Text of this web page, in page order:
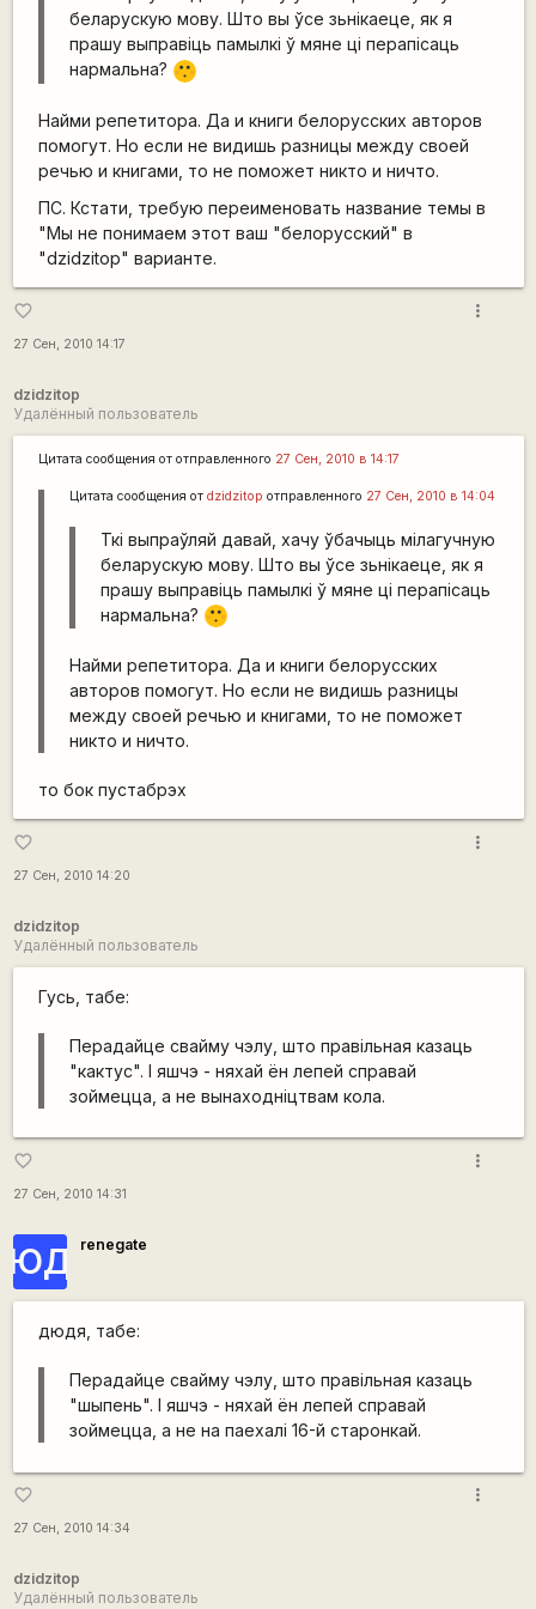
беларускую мову. Што вы ўсе зьнікаеце, як я
прашу выправіць памылкі ў мяне ці перапісаць
нармальна? :-[
Найми репетитора. Да и книги белорусских авторов
помогут. Но если не видишь разницы между своей
речью и книгами, то не поможет никто и ничто.
ПС. Кстати, требую переименовать название темы в
"Мы не понимаем этот ваш "белорусский" в
"dzidzitop" варианте.
favorite_border
27 Сен, 2010 14:17
more_vert
dzidzitop
Удалённый пользователь
Цитата сообщения от отправленного 27 Сен, 2010 в 14:17
Цитата сообщения от dzidzitop отправленного 27 Сен, 2010 в 14:04
Ткі выпраўляй давай, хачу ўбачыць мілагучную
беларускую мову. Што вы ўсе зьнікаеце, як я
прашу выправіць памылкі ў мяне ці перапісаць
нармальна? :-[
Найми репетитора. Да и книги белорусских
авторов помогут. Но если не видишь разницы
между своей речью и книгами, то не поможет
никто и ничто.
то бок пустабрэх
favorite_border
27 Сен, 2010 14:20
more_vert
dzidzitop
Удалённый пользователь
Гусь, табе:
Перадайце свайму чэлу, што правільная казаць
"кактус". І яшчэ - няхай ён лепей справай
зоймецца, а не вынаходніцтвам кола.
favorite_border
27 Сен, 2010 14:31
more_vert
ЮД renegate
дюдя, табе:
Перадайце свайму чэлу, што правільная казаць
"шыпень". І яшчэ - няхай ён лепей справай
зоймецца, а не на паехалі 16-й старонкай.
favorite_border
27 Сен, 2010 14:34
more_vert
dzidzitop
Удалённый пользователь